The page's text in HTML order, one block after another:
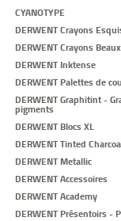
CYANOTYPE
DERWENT Crayons
DERWENT Crayons
DERWENT Inktense
DERWENT Palettes de
DERWENT Graphitint -
pigments
DERWENT Blocs XL
DERWENT Tinted
DERWENT Metallic
DERWENT Accessoires
DERWENT Academy
DERWENT Présentoirs -